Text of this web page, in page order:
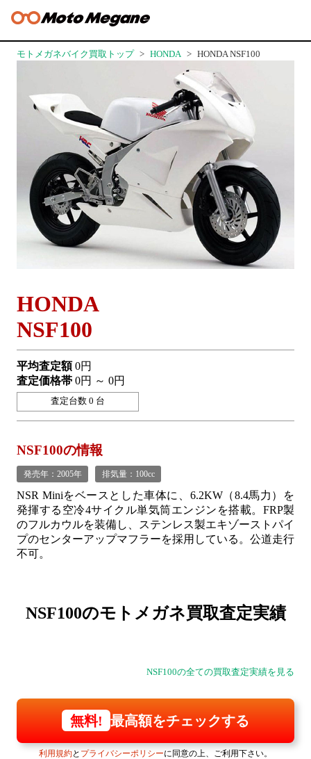
モトメガネバイク買取トップ HONDA HONDA NSF100
HONDA
NSF100
平均査定額0円
査定価格帯 0円 ～ 0円
査定台数 0 台
NSF100の情報
発売年：2005年 排気量：100cc
NSR Miniをベースとした車体に、6.2KW（8.4馬力）を
発揮する空冷4サイクル単気筒エンジンを搭載。FRP製
のフルカウルを装備し、ステンレス製エキゾーストパイ
プのセンターアップマフラーを採用している。公道走行
不可。
NSF100のモトメガネ買取査定実績
NSF100の全ての買取査定実績を見る
無料! 最高額をチェックする
利用規約と プライバシーポリシーに同意の上、ご利用下さい。